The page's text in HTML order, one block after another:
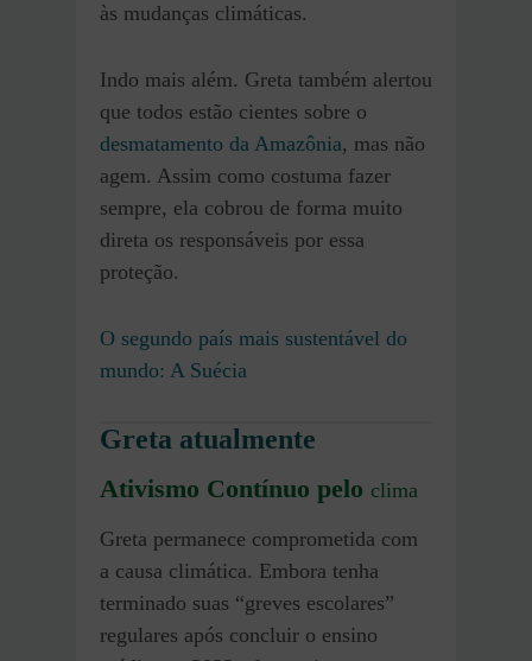
às mudanças climáticas.
Indo mais além. Greta também alertou
que todos estão cientes sobre o
desmatamento da Amazônia, mas não
agem. Assim como costuma fazer
sempre, ela cobrou de forma muito
direta os responsáveis por essa
proteção.
O segundo país mais sustentável do
mundo: A Suécia
Greta atualmente
Ativismo Contínuo pelo clima
Greta permanece comprometida com
a causa climática. Embora tenha
terminado suas “greves escolares”
regulares após concluir o ensino